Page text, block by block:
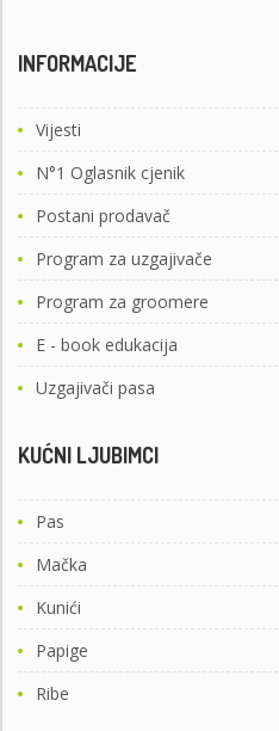
INFORMACIJE
Vijesti
N°1 Oglasnik cjenik
Postani prodavač
Program za uzgajivače
Program za groomere
E - book edukacija
Uzgajivači pasa
KUĆNI LJUBIMCI
Pas
Mačka
Kunići
Papige
Ribe